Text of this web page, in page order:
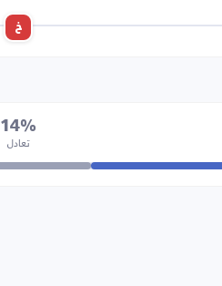
خ
14%
تعادل